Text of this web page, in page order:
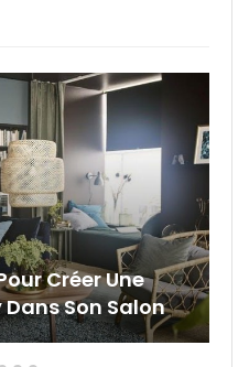
Créer Une
Son Salon